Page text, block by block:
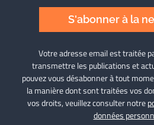
S'abonner à la
Votre adresse email est traitée
transmettre les publications et
pouvez vous désabonner à tout
la manière dont sont traitées vos
vos droits, veuillez consulter notre
données